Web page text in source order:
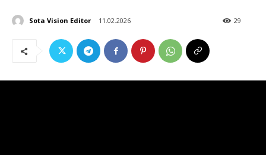
Sota Vision Editor 11.02.2026 29